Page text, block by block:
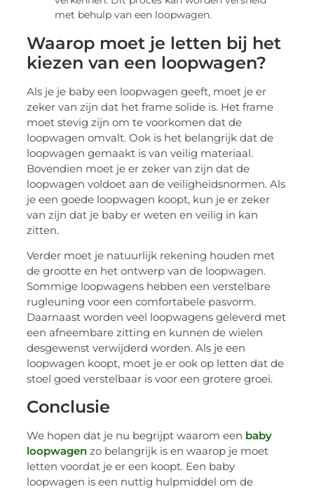
met behulp van een loopwagen.
Waarop moet je letten bij het
kiezen van een loopwagen?
Als je je baby een loopwagen geeft, moet je er
zeker van zijn dat het frame solide is. Het frame
moet stevig zijn om te voorkomen dat de
loopwagen omvalt. Ook is het belangrijk dat de
loopwagen gemaakt is van veilig materiaal.
Bovendien moet je er zeker van zijn dat de
loopwagen voldoet aan de veiligheidsnormen. Als
je een goede loopwagen koopt, kun je er zeker
van zijn dat je baby er weten en veilig in kan
zitten.
Verder moet je natuurlijk rekening houden met
de grootte en het ontwerp van de loopwagen.
Sommige loopwagens hebben een verstelbare
rugleuning voor een comfortabele pasvorm.
Daarnaast worden veel loopwagens geleverd met
een afneembare zitting en kunnen de wielen
desgewenst verwijderd worden. Als je een
loopwagen koopt, moet je er ook op letten dat de
stoel goed verstelbaar is voor een grotere groei.
Conclusie
We hopen dat je nu begrijpt waarom een baby
loopwagen zo belangrijk is en waarop je moet
letten voordat je er een koopt. Een baby
loopwagen is een nuttig hulpmiddel om de